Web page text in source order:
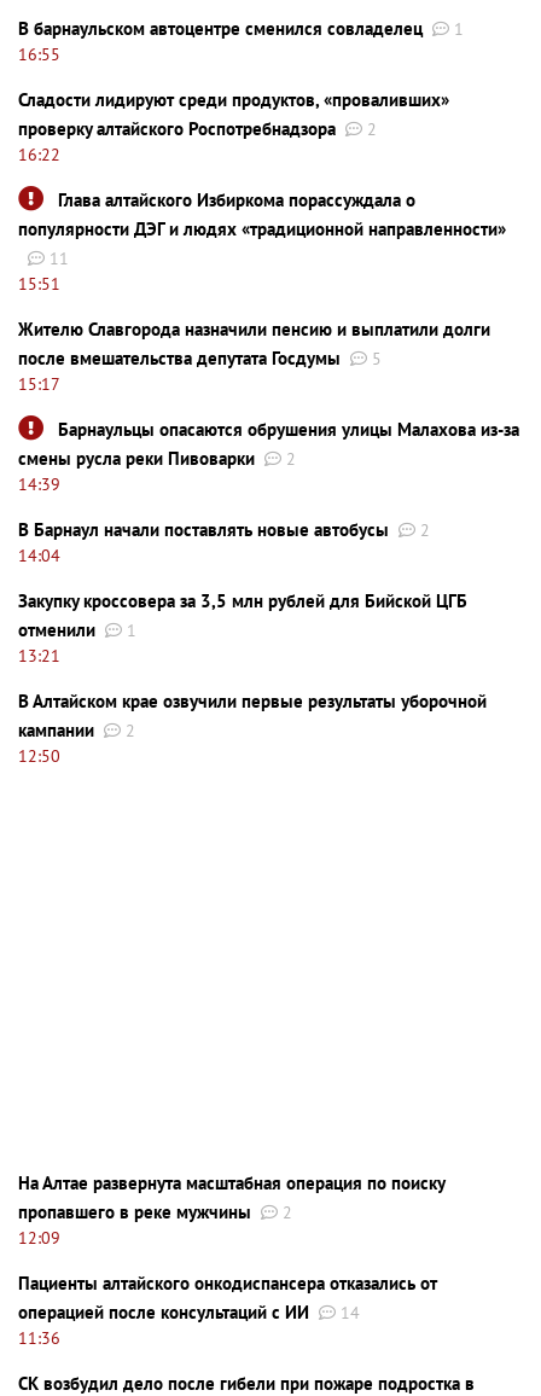
В барнаульском автоцентре сменился совладелец
1
16:55
Сладости лидируют среди продуктов, «проваливших»
проверку алтайского Роспотребнадзора
2
16:22
Глава алтайского Избиркома порассуждала о
популярности ДЭГ и людях «традиционной направленности»
11
15:51
Жителю Славгорода назначили пенсию и выплатили долги
после вмешательства депутата Госдумы
5
15:17
Барнаульцы опасаются обрушения улицы Малахова из-за
смены русла реки Пивоварки
2
14:39
В Барнаул начали поставлять новые автобусы
2
14:04
Закупку кроссовера за 3,5 млн рублей для Бийской ЦГБ
отменили
1
13:21
В Алтайском крае озвучили первые результаты уборочной
кампании
2
12:50
На Алтае развернута масштабная операция по поиску
пропавшего в реке мужчины
2
12:09
Пациенты алтайского онкодиспансера отказались от
операцией после консультаций с ИИ
14
11:36
СК возбудил дело после гибели при пожаре подростка в